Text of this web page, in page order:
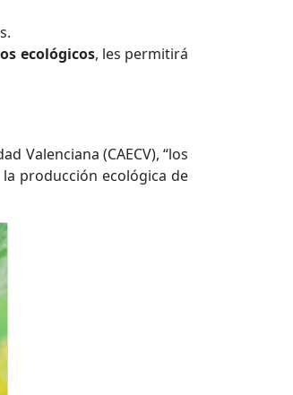
ecológicos, les permitirá
Valenciana (CAECV), “los
producción ecológica de